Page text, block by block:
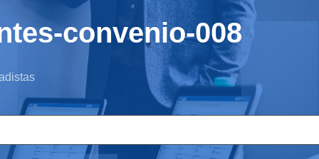
convenio-008